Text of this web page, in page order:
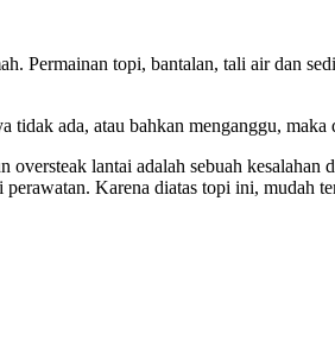
Permainan topi, bantalan, tali air dan
ada, atau bahkan menganggu,
lantai adalah sebuah
Karena diatas topi ini,